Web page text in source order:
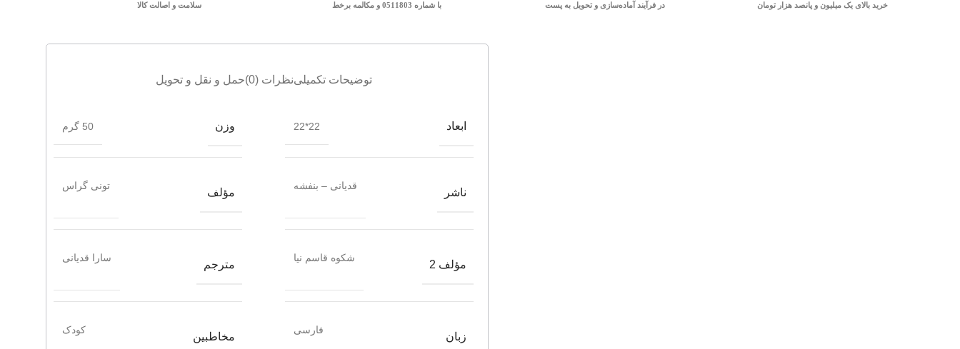
خرید بالای یک میلیون و پانصد هزار تومان در فرآیند آماده‌سازی و تحویل به پست با شماره 0511803 و مکالمه برخط سلامت و اصالت کالا
توضیحات تکمیلینظرات (0) حمل و نقل و تحویل
ابعاد 22*22 وزن 50 گرم
ناشر
قدیانی – بنفشه
مؤلف
تونی گراس
مؤلف 2
شکوه قاسم نیا
مترجم
سارا قدیانی
زبان
فارسی
مخاطبین
کودک